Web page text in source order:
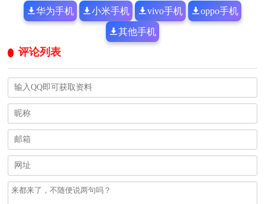
华为手机 小米手机 vivo手机 oppo手机
其他手机
评论列表